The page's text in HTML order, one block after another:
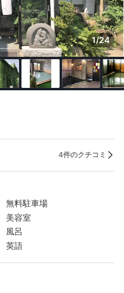
1/24
4件のクチコミ
無料駐車場
美容室
風呂
英語